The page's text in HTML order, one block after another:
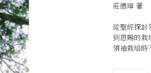
莊德璋 著
從聖經探討
到恩賜的栽
領袖栽培時